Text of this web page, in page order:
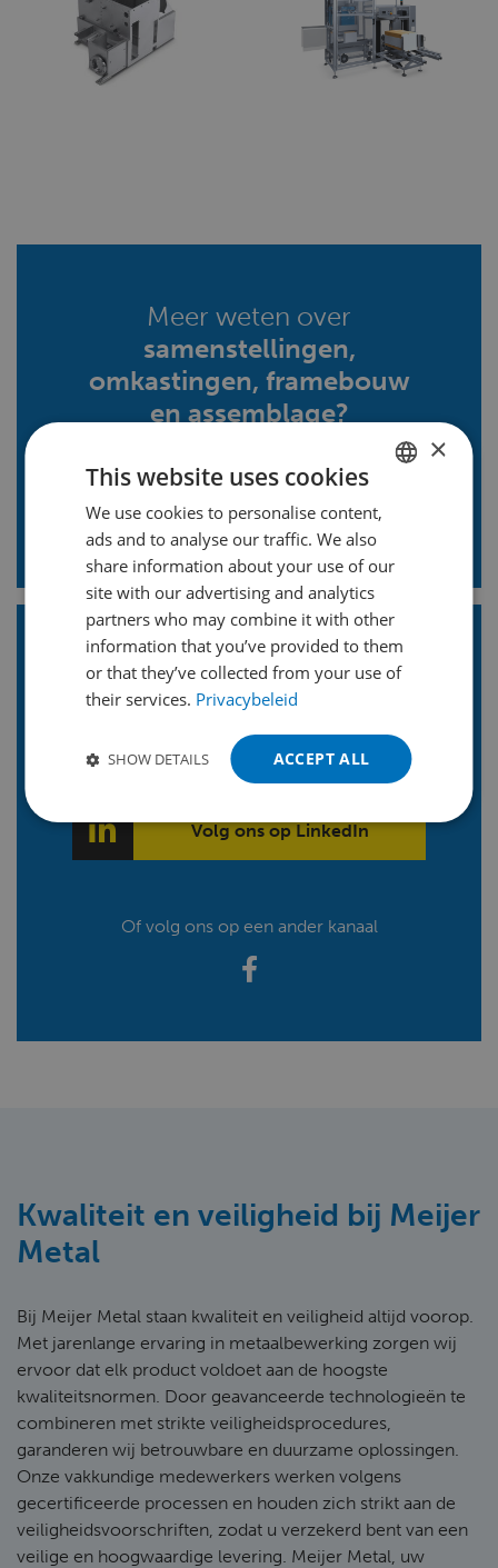
Meer weten over
samenstellingen,
omkastingen, framebouw
en assemblage?
Vraag onze experts
Blijf op de hoogte!Volg ons
en ontvang onze LinkedIn
nieuwsbrief
Volg ons op LinkedIn
Of volg ons op een ander kanaal
Kwaliteit en veiligheid bij Meijer
Metal
Bij Meijer Metal staan kwaliteit en veiligheid altijd voorop.
Met jarenlange ervaring in metaalbewerking zorgen wij
ervoor dat elk product voldoet aan de hoogste
kwaliteitsnormen. Door geavanceerde technologieën te
combineren met strikte veiligheidsprocedures,
garanderen wij betrouwbare en duurzame oplossingen.
Onze vakkundige medewerkers werken volgens
gecertificeerde processen en houden zich strikt aan de
veiligheidsvoorschriften, zodat u verzekerd bent van een
veilige en hoogwaardige levering. Meijer Metal, uw
DUTCH
ENGLISH
FRENCH
GERMAN
SPANISH
×
This website uses cookies
We use cookies to personalise content,
ads and to analyse our traffic. We also
share information about your use of our
site with our advertising and analytics
partners who may combine it with other
information that you’ve provided to them
or that they’ve collected from your use of
their services. Privacybeleid
ACCEPT ALL
SHOW DETAILS